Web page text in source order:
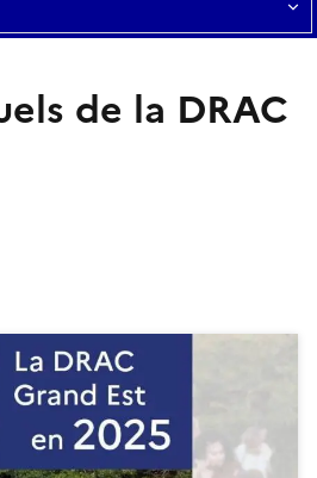
de la DRAC